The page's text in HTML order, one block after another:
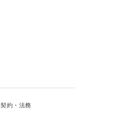
契約・法務